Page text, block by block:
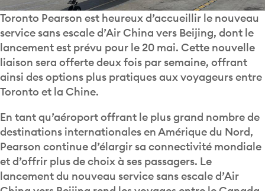
Toronto Pearson est heureux d’accueillir le nouveau
service sans escale d’Air China vers Beijing, dont le
lancement est prévu pour le 20 mai. Cette nouvelle
liaison sera offerte deux fois par semaine, offrant
ainsi des options plus pratiques aux voyageurs entre
Toronto et la Chine.
En tant qu’aéroport offrant le plus grand nombre de
destinations internationales en Amérique du Nord,
Pearson continue d’élargir sa connectivité mondiale
et d’offrir plus de choix à ses passagers. Le
lancement du nouveau service sans escale d’Air